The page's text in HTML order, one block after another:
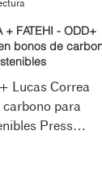
FATEHI - ODD+
Lucas Correa
carbono para
Press